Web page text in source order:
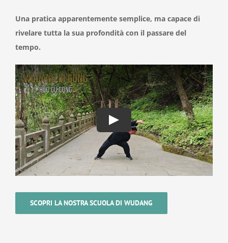
Una pratica apparentemente semplice, ma capace di
rivelare tutta la sua profondità con il passare del
tempo.
SCOPRI LA NOSTRA SCUOLA DI WUDANG